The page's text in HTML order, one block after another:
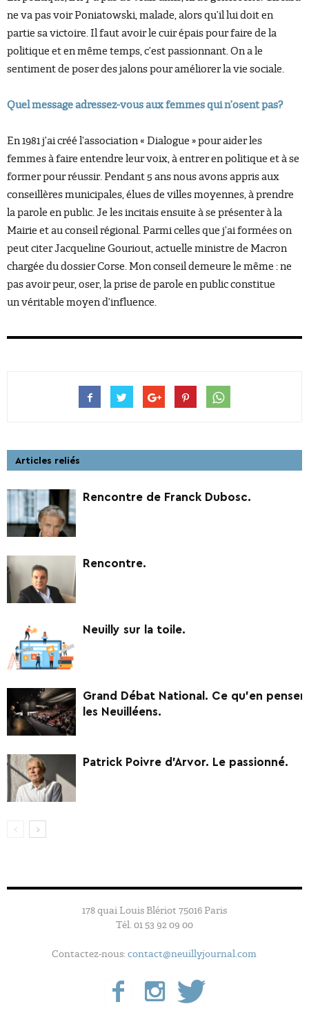
ne va pas voir Poniatowski, malade, alors qu’il lui doit en
partie sa victoire. Il faut avoir le cuir épais pour faire de la
politique et en même temps, c’est passionnant. On a le
sentiment de poser des jalons pour améliorer la vie sociale.
Quel message adressez-vous aux femmes qui n’osent pas?
En 1981 j’ai créé l’association « Dialogue » pour aider les
femmes à faire entendre leur voix, à entrer en politique et à se
former pour réussir. Pendant 5 ans nous avons appris aux
conseillères municipales, élues de villes moyennes, à prendre
la parole en public. Je les incitais ensuite à se présenter à la
Mairie et au conseil régional. Parmi celles que j’ai formées on
peut citer Jacqueline Gouriout, actuelle ministre de Macron
chargée du dossier Corse. Mon conseil demeure le même : ne
pas avoir peur, oser, la prise de parole en public constitue
un véritable moyen d’influence.
Articles reliés
Rencontre de Franck Dubosc.
Rencontre.
Neuilly sur la toile.
Grand Débat National. Ce qu’en
les Neuilléens.
Patrick Poivre d’Arvor. Le passionné.
178 quai Louis Blériot 75016 Paris
Tél. 01 53 92 09 00
Contactez-nous:contact@neuillyjournal.com